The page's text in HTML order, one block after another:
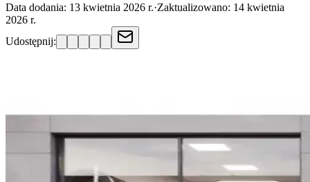
Data dodania: 13 kwietnia 2026 r.·Zaktualizowano: 14 kwietnia
2026 r.
Udostępnij: